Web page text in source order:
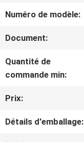
NOUS
VISITE
CONTRÔLE
Numéro de modèle:
Document:
Quantité de
commande min:
Prix:
Détails d'emballage: